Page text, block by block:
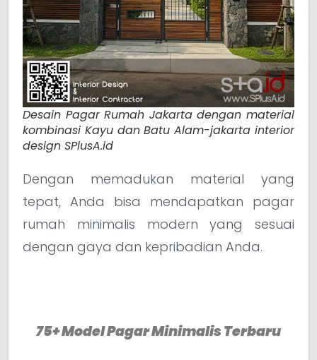
Desain Pagar Rumah Jakarta dengan material
kombinasi Kayu dan Batu Alam-jakarta interior
design SPlusA.id
Dengan memadukan material yang
tepat, Anda bisa mendapatkan pagar
rumah minimalis modern yang sesuai
dengan gaya dan kepribadian Anda.
75+ Model Pagar Minimalis Terbaru